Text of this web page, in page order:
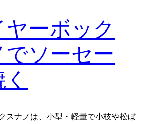
ーボック
でソーセー
スナノは、小型・軽量で小枝や松ぼ